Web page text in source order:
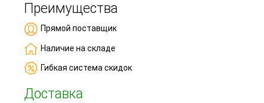
Преимущества
Прямой поставщик
Наличие на складе
Гибкая система скидок
Доставка